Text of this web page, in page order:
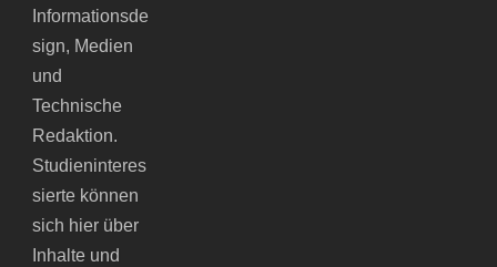
Informationsde
sign, Medien
und
Technische
Redaktion.
Studieninteres
sierte können
sich hier über
Inhalte und